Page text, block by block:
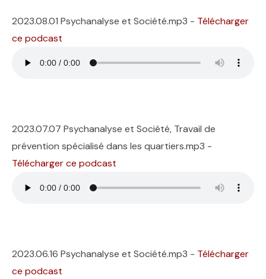
2023.08.01 Psychanalyse et Société.mp3 - Télécharger
ce podcast
2023.07.07 Psychanalyse et Société, Travail de
prévention spécialisé dans les quartiers.mp3 -
Télécharger ce podcast
2023.06.16 Psychanalyse et Société.mp3 - Télécharger
ce podcast